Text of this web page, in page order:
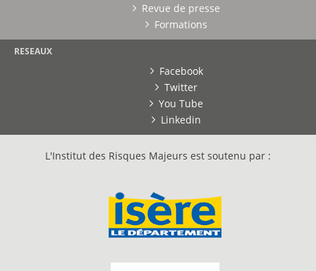
Revue de presse
Formations
RESEAUX
Facebook
Twitter
You Tube
Linkedin
L'Institut des Risques Majeurs est soutenu par :